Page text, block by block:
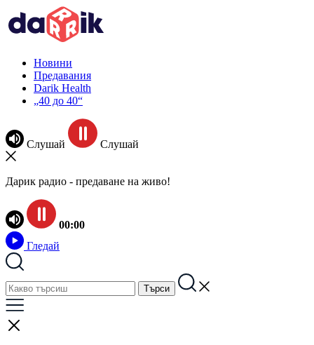
Новини
Предавания
Darik Health
„40 до 40“
Слушай Слушай
Дарик радио - предаване на живо!
00:00
Гледай